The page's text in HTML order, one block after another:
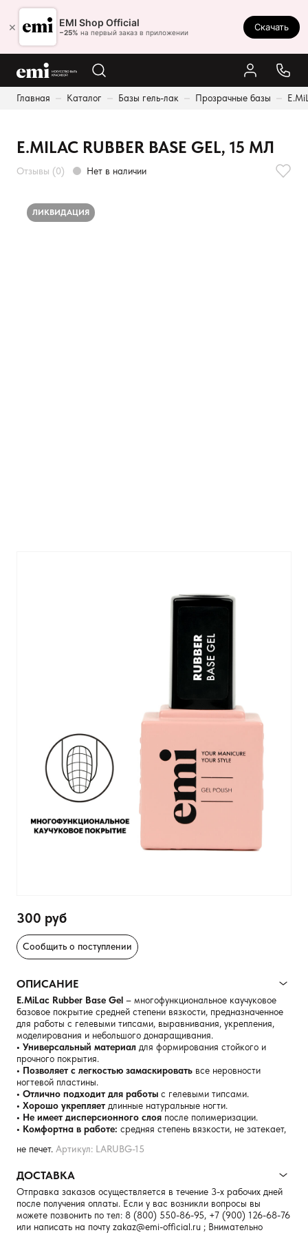
× EMI Shop Official
−25% на первый заказ в приложении
Скачать
Главная Каталог Базы гель-лак Прозрачные базы
Ростов-на-Дону
8 (800) 550-86-95
Каталог
Оплата и доставка
Реферальная программа
E.MILAC RUBBER BASE GEL, 15 МЛ
Отзывы (0) Нет в наличии
ЛИКВИДАЦИЯ
300 руб
Сообщить о поступлении
ОПИСАНИЕ
E.MiLac Rubber Base Gel – многофункциональное каучуковое
базовое покрытие средней степени вязкости, предназначенное
для работы с гелевыми типсами, выравнивания, укрепления,
моделирования и небольшого донаращивания.
• Универсальный материал для формирования стойкого и
прочного покрытия.
• Позволяет с легкостью замаскировать все неровности
ногтевой пластины.
• Отлично подходит для работы с гелевыми типсами.
• Хорошо укрепляет длинные натуральные ногти.
• Не имеет дисперсионного слоя после полимеризации.
• Комфортна в работе: средняя степень вязкости, не затекает,
не печет. Артикул: LARUBG-15
ДОСТАВКА
Отправка заказов осуществляется в течение 3-х рабочих дней
после получения оплаты. Если у вас возникли вопросы вы
можете позвонить по тел: 8 (800) 550-86-95, +7 (900) 126-68-76
или написать на почту zakaz@emi-official.ru ; Внимательно